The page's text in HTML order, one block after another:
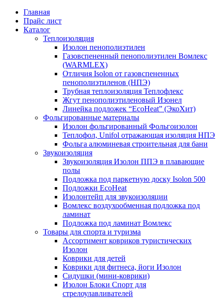
Главная
Прайс лист
Каталог
Теплоизоляция
Изолон пенополиэтилен
Газовспененный пенополиэтилен Вомлекс
(WARMLEX)
Отличия Isolon от газовспененных
пенополиэтиленов (НПЭ)
Трубная теплоизоляция Теплофлекс
Жгут пенополиэтиленовый Изонел
Линейка подложек “EcoHeat” (ЭкоХит)
Фольгированные материалы
Изолон фольгированный Фольгоизолон
Теплофол, Unifol отражающая изоляция НПЭ
Фольга алюминевая строительная для бани
Звукоизоляция
Звукоизоляция Изолон ППЭ в плавающие
полы
Подложка под паркетную доску Isolon 500
Подложки EcoHeat
Изолонтейп для звукоизоляции
Вомлекс воздухообменная подложка под
ламинат
Подложка под ламинат Вомлекс
Товары для спорта и туризма
Ассортимент ковриков туристических
Изолон
Коврики для детей
Коврики для фитнеса, йоги Изолон
Сидушки (мини-коврики)
Изолон Блоки Спорт для
стрелоулавливателей